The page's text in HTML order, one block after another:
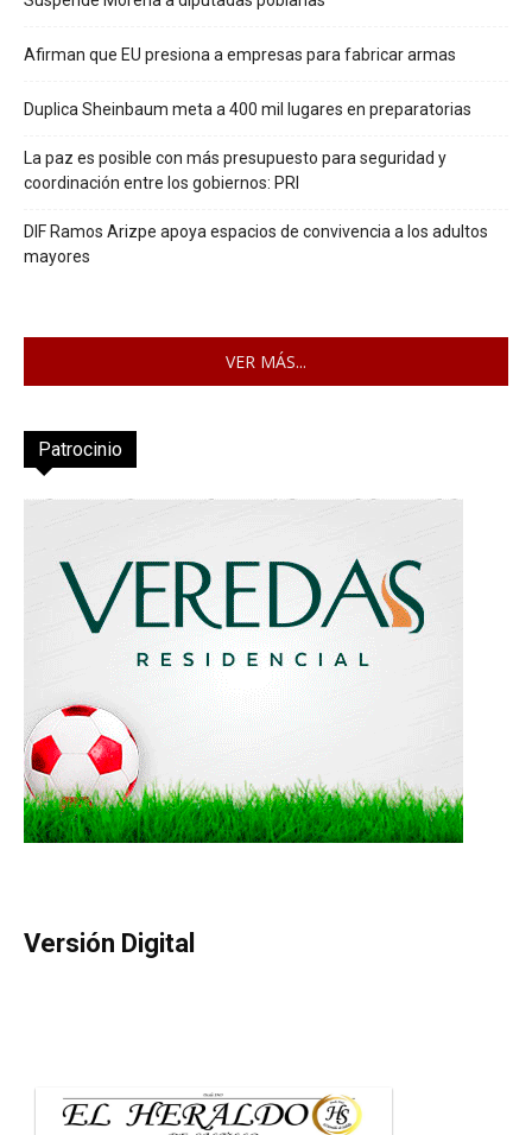
Afirman que EU presiona a empresas para fabricar armas
Duplica Sheinbaum meta a 400 mil lugares en preparatorias
La paz es posible con más presupuesto para seguridad y
coordinación entre los gobiernos: PRI
DIF Ramos Arizpe apoya espacios de convivencia a los adultos
mayores
VER MÁS...
Patrocinio
Versión Digital